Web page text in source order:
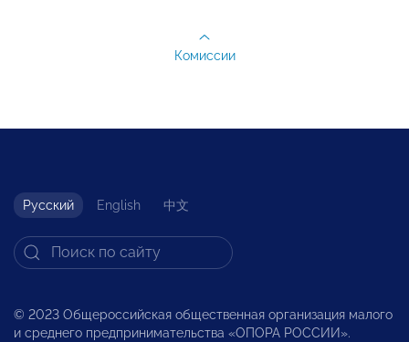
Комиссии
Русский English 中文
© 2023 Общероссийская общественная организация малого
и среднего предпринимательства «ОПОРА РОССИИ».